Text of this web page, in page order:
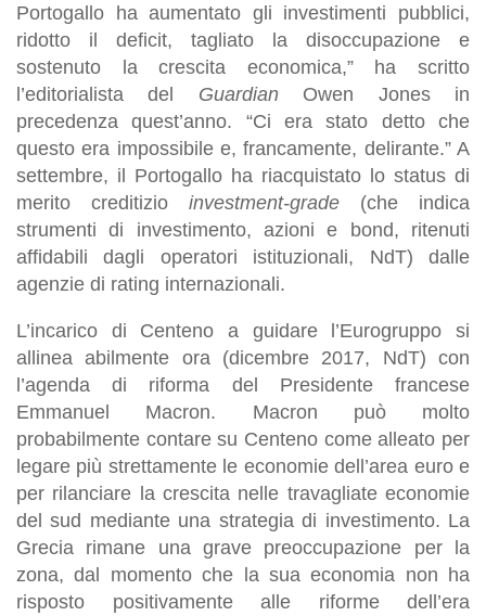
Portogallo ha aumentato gli investimenti pubblici,
ridotto il deficit, tagliato la disoccupazione e
sostenuto la crescita economica,” ha scritto
l’editorialista del GuardianOwen Jones in
precedenza quest’anno. “Ci era stato detto che
questo era impossibile e, francamente, delirante.” A
settembre, il Portogallo ha riacquistato lo status di
merito creditizio investment-grade (che indica
strumenti di investimento, azioni e bond, ritenuti
affidabili dagli operatori istituzionali, NdT) dalle
agenzie di rating internazionali.
L’incarico di Centeno a guidare l’Eurogruppo si
allinea abilmente ora (dicembre 2017, NdT) con
l’agenda di riforma del Presidente francese
Emmanuel Macron. Macron può molto
probabilmente contare su Centeno come alleato per
legare più strettamente le economie dell’area euro e
per rilanciare la crescita nelle travagliate economie
del sud mediante una strategia di investimento. La
Grecia rimane una grave preoccupazione per la
zona, dal momento che la sua economia non ha
risposto positivamente alle riforme dell’era